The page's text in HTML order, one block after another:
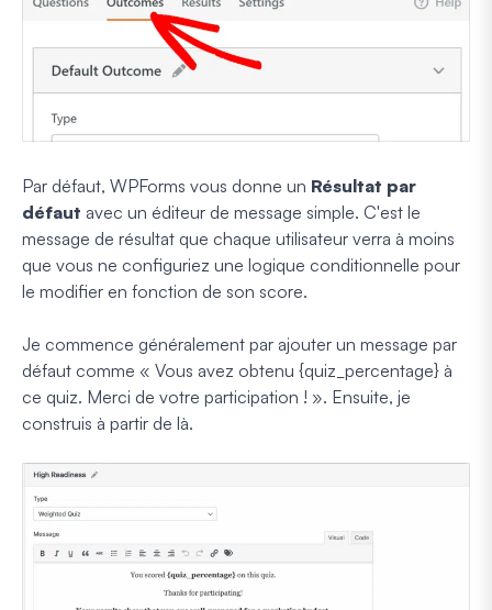
Par défaut, WPForms vous donne un Résultat par
défaut avec un éditeur de message simple. C'est le
message de résultat que chaque utilisateur verra à moins
que vous ne configuriez une logique conditionnelle pour
le modifier en fonction de son score.
Je commence généralement par ajouter un message par
défaut comme « Vous avez obtenu {quiz_percentage} à
ce quiz. Merci de votre participation ! ». Ensuite, je
construis à partir de là.